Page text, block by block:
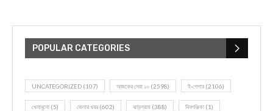
POPULAR CATEGORIES
UNCATEGORIZED (107) আজকের সেরা ১০ (2598) ই-পেপার (2106)
খেলাধূলো (5) জেলার খবর (602) ঝাড়গ্রাম (388) দিনপঞ্জিকা (1)